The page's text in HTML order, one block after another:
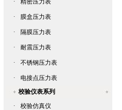
· 精密压力表
· 膜盒压力表
· 隔膜压力表
· 耐震压力表
· 不锈钢压力表
·
电接点压力表
校验仪表系列
·
校验仿真仪